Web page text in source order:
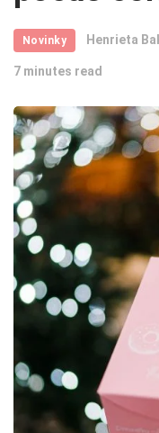
Novinky Henrieta
7 minutes read